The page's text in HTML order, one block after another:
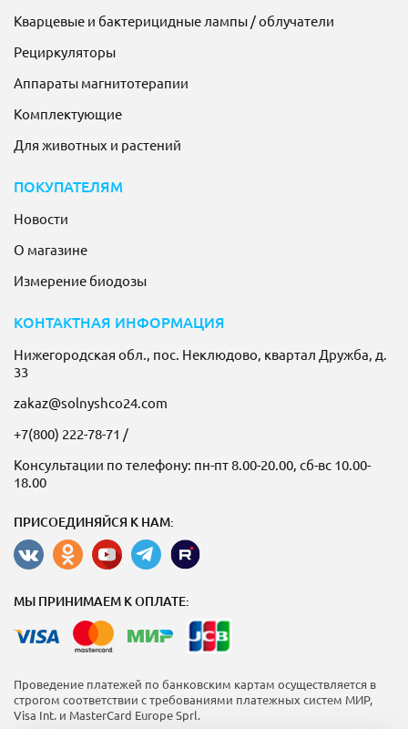
Кварцевые и бактерицидные лампы / облучатели
Рециркуляторы
Аппараты магнитотерапии
Комплектующие
Для животных и растений
ПОКУПАТЕЛЯМ
Новости
О магазине
Измерение биодозы
КОНТАКТНАЯ ИНФОРМАЦИЯ
Нижегородская обл., пос. Неклюдово, квартал Дружба, д.
33
zakaz@solnyshco24.com
+7(800) 222-78-71 /
Консультации по телефону: пн-пт 8.00-20.00, сб-вс 10.00-
18.00
ПРИСОЕДИНЯЙСЯ К НАМ:
МЫ ПРИНИМАЕМ К ОПЛАТЕ:
Проведение платежей по банковским картам осуществляется в
строгом соответствии с требованиями платежных систем МИР,
Visa Int. и MasterCard Europe Sprl.